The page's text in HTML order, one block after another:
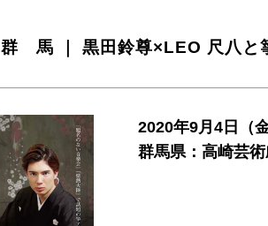
群 馬 ｜ 黒田鈴尊×LEO 尺八と
2020年9月4日（
群馬県：高崎芸